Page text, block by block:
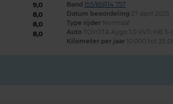
9,0
8,0
8,0
8,0
Band 155/65R14 75T
Datum beoordeling 27 april 2025
Type rijderNormaal
Auto TOYOTA Aygo 1.0 VVTi HB
Kilometer per jaar10.000 tot